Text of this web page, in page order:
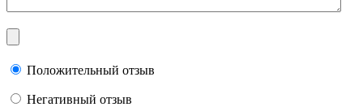
Положительный отзыв
Негативный отзыв